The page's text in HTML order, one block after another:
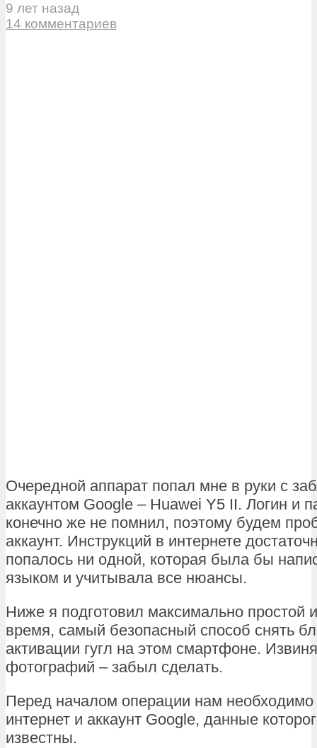
9 лет назад
14 комментариев
Очередной аппарат попал мне в руки с
аккаунтом Google – Huawei Y5 II. Логин и
конечно же не помнил, поэтому будем
аккаунт. Инструкций в интернете
попалось ни одной, которая была бы
языком и учитывала все нюансы.
Ниже я подготовил максимально простой
время, самый безопасный способ снять
активации гугл на этом смартфоне.
фотографий – забыл сделать.
Перед началом операции нам необходимо
интернет и аккаунт Google, данные
известны.